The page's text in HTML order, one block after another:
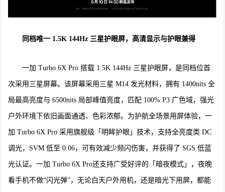
同档唯一 1.5K 144Hz 三星护眼屏，高清显示与护眼兼得
一加 Turbo 6X Pro 搭载 1.5K 144Hz 三星护眼屏，是同档位首
次采用三星屏幕。该屏幕采用三星 M14 发光材料，拥有 1400nits 全
局最高亮度与 6500nits 局部峰值亮度，匹配 100% P3 广色域，强光
户外环境下依旧画面通透、色彩浓郁。为护航全场景用屏体验，一
加 Turbo 6X Pro 采用旗舰级「明眸护眼」技术，支持全亮度类 DC
调光，SVM 低至 0.06，可有效减少频闪伤害，并获得了 SGS 低蓝
光认证。一加 Turbo 6X Pro还支持广受好评的「暗夜模式」，夜晚
看手机不做“闪光弹”，无论白天户外用机，还是暗光下用屏，都能